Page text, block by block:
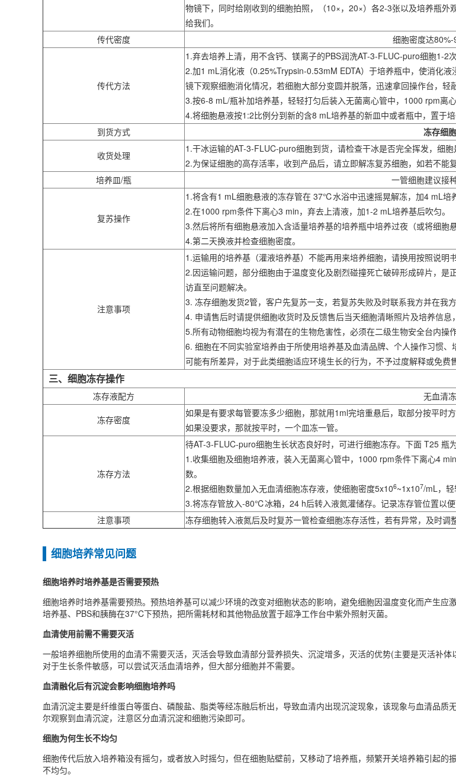
物镜下，同时给刚收到的细胞拍照，（10×，20×）各2-3张以及培养瓶
给我们。
传代密度
细胞密度达
传代方法
1.弃去培养上清，用不含钙、镁离子的PBS润洗AT-3-FLUC-puro细胞1-2次
2.加1 mL消化液（0.25%Trypsin-0.53mM EDTA）于培养瓶中，使消化
镜下观察细胞消化情况，若细胞大部分变圆并脱落，迅速拿回操作台，轻
3.按6-8 mL/瓶补加培养基，轻轻打匀后装入无菌离心管中，1000 rpm离
4.将细胞悬液按1:2比例分到新的含8 mL培养基的新皿中或者瓶中，置于培
到货方式
冻存细
收货处理
1.干冰运输的AT-3-FLUC-puro细胞到货，请检查干冰是否完全挥发，细
2.为保证细胞的高存活率，收到产品后，请立即解冻复苏细胞，如若不能
培养皿/瓶
一管细胞建议接
复苏操作
1.将含有1 mL细胞悬液的冻存管在 37℃水浴中迅速摇晃解冻，加4 mL培
2.在1000 rpm条件下离心3 min，弃去上清液，加1-2 mL培养基后吹匀。
3.然后将所有细胞悬液加入含适量培养基的培养瓶中培养过夜（或将细胞
4.第二天换液并检查细胞密度。
注意事项
1.运输用的培养基（灌液培养基）不能再用来培养细胞，请换用按照说明
2.因运输问题，部分细胞由于温度变化及剧烈碰撞死亡破碎形成碎片，
访直至问题解决。
3. 冻存细胞发货2管，客户先复苏一支，若复苏失败及时联系我方并在我方
4. 申请售后时请提供细胞收货时及反馈售后当天细胞清晰照片及培养信
5.所有动物细胞均视为有潜在的生物危害性，必须在二级生物安全台内操
6. 细胞在不同实验室培养由于所使用培养基及血清品牌、个人操作习惯
可能有所差异，对于此类细胞适应环境生长的行为，不予过度解释或免费
三、细胞冻存操作
冻存液配方
无血清
冻存密度
如果是有要求每管要冻多少细胞，那就用1ml完培重悬后，取部分按平时
如果没要求，那就按平时，一个皿冻一管。
冻存方法
待AT-3-FLUC-puro细胞生长状态良好时，可进行细胞冻存。下面 T25 瓶
1.收集细胞及细胞培养液，装入无菌离心管中，1000 rpm条件下离心4
数。
2.根据细胞数量加入无血清细胞冻存液，使细胞密度5x106~1x107/mL，轻
3.将冻存管放入-80℃冰箱，24 h后转入液氮灌储存。记录冻存管位置以便
注意事项
冻存细胞转入液氮后及时复苏一管检查细胞冻存活性，若有异常，及时调
细胞培养常见问题
细胞培养时培养基是否需要预热
细胞培养时培养基需要预热‌。预热培养基可以减少环境的改变对细胞状态的影响，避免细胞因温度变化而产生
培养基、PBS和胰酶在37°C下预热，把所需耗材和其他物品放置于超净工作台中紫外照射灭菌。
血清使用前需不需要灭活
一般培养细胞所使用的血清不需要灭活，灭活会导致血清部分营养损失、沉淀增多，灭活的优势(主要是灭活补
对于生长条件敏感，可以尝试灭活血清培养，但大部分细胞并不需要。
血清融化后有沉淀会影响细胞培养吗
血清沉淀主要是纤维蛋白等蛋白、磷酸盐、脂类等经冻融后析出，导致血清内出现沉淀现象，该现象与血清品
尔观察到血清沉淀，注意区分血清沉淀和细胞污染即可。
细胞为何生长不均匀
细胞传代后放入培养箱没有摇匀，或者放入时摇匀，但在细胞贴壁前，又移动了培养瓶，频繁开关培养箱引起
不均匀。